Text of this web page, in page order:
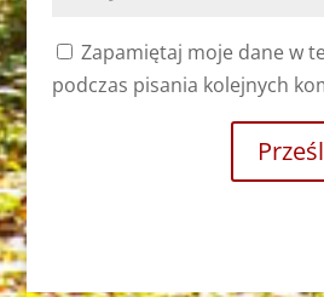
Zapamiętaj moje dane w
podczas pisania kolejnych